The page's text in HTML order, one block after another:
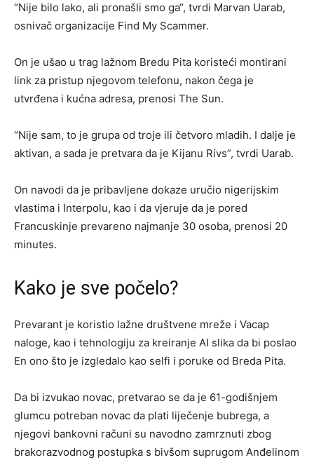
“Nije bilo lako, ali pronašli smo ga“, tvrdi Marvan Uarab,
osnivač organizacije Find My Scammer.
On je ušao u trag lažnom Bredu Pita koristeći montirani
link za pristup njegovom telefonu, nakon čega je
utvrđena i kućna adresa, prenosi The Sun.
“Nije sam, to je grupa od troje ili četvoro mladih. I dalje je
aktivan, a sada je pretvara da je Kijanu Rivs”, tvrdi Uarab.
On navodi da je pribavljene dokaze uručio nigerijskim
vlastima i Interpolu, kao i da vjeruje da je pored
Francuskinje prevareno najmanje 30 osoba, prenosi 20
minutes.
Kako je sve počelo?
Prevarant je koristio lažne društvene mreže i Vacap
naloge, kao i tehnologiju za kreiranje AI slika da bi poslao
En ono što je izgledalo kao selfi i poruke od Breda Pita.
Da bi izvukao novac, pretvarao se da je 61-godišnjem
glumcu potreban novac da plati liječenje bubrega, a
njegovi bankovni računi su navodno zamrznuti zbog
brakorazvodnog postupka s bivšom suprugom Anđelinom